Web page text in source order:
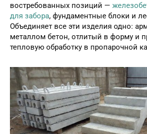
востребованных позиций —
для забора, фундаментные блоки и
Объединяет все эти изделия одно:
металлом бетон, отлитый в форму и
тепловую обработку в пропарочной